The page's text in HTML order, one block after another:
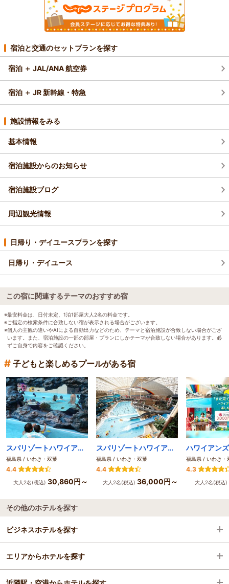
宿泊と交通のセットプランを探す
宿泊 ＋ JAL/ANA 航空券
宿泊 ＋ JR 新幹線・特急
施設情報をみる
基本情報
宿泊施設からのお知らせ
宿泊施設ブログ
周辺観光情報
日帰り・デイユースプランを探す
日帰り・デイユース
この宿に関連するテーマのおすすめ宿
※最安料金は、日付未定、1泊1部屋大人2名の料金です。
※ご指定の検索条件に合致しない宿が表示される場合がございます。
※個人の主観の違いやAIによる自動出力などのため、テーマと宿泊施設が合致しない場合がござ
います。また、宿泊施設の一部の部屋・プランにしかテーマが合致しない場合があります。必
ずご自身で内容をご確認ください。
# 子どもと楽しめるプールがある宿
スパリゾートハワイアンズ モノリスタワー
福島県 / いわき・双葉
4.4
大人2名(税込) 30,860円～
スパリゾートハワイアンズ ウイルポート
福島県 / いわき・双葉
4.4
大人2名(税込) 36,000円～
福島県 / いわき・
4.3
大人2名(税込)
その他のホテルを探す
ビジネスホテルを探す
福島県
エリアからホテルを探す